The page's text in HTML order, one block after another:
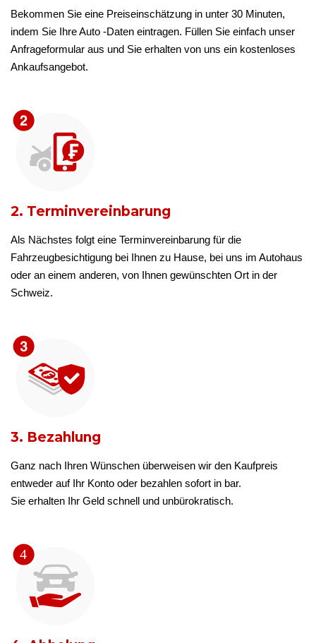
Bekommen Sie eine Preiseinschätzung in unter 30 Minuten,
indem Sie Ihre Auto -Daten eintragen. Füllen Sie einfach unser
Anfrageformular aus und Sie erhalten von uns ein kostenloses
Ankaufsangebot.
2. Terminvereinbarung
Als Nächstes folgt eine Terminvereinbarung für die
Fahrzeugbesichtigung bei Ihnen zu Hause, bei uns im Autohaus
oder an einem anderen, von Ihnen gewünschten Ort in der
Schweiz.
3. Bezahlung
Ganz nach Ihren Wünschen überweisen wir den Kaufpreis
entweder auf Ihr Konto oder bezahlen sofort in bar.
Sie erhalten Ihr Geld schnell und unbürokratisch.